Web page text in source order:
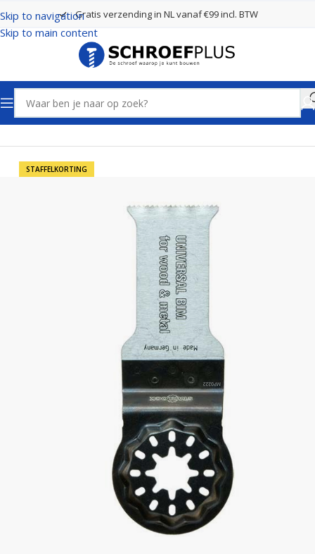
Skip to navigation
Skip to main content
Gratis verzending in NL vanaf €99 incl. BTW
Home Gereedschappen Multitool zaagblaadjes
STAFFELKORTING